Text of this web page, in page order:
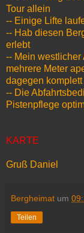
Tour allein
-- Einige Lifte
-- Hab diesen
erlebt
-- Mein
mehrere Meter
dagegen
-- Die
Pistenpflege
KARTE
Gruß Daniel
Bergheimat um
Teilen